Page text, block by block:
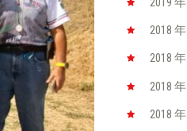
2018
2018
2018
2018 年